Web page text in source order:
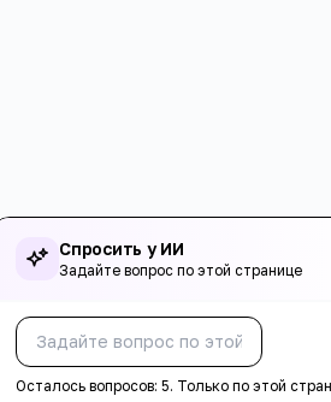
Спросить у ИИ
Задайте вопрос по этой странице
Осталось вопросов:5. Только по этой